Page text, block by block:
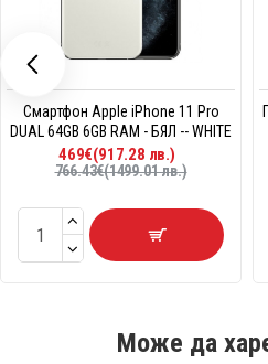
Смартфон Apple iPhone 11 Pro
DUAL 64GB 6GB RAM - БЯЛ -- WHITE
469€(917.28 лв.)
766.43€(1499.01 лв.)
Може да